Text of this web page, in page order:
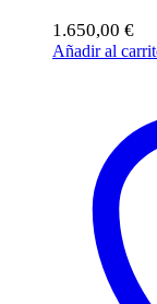
1.650,00 €
Añadir al